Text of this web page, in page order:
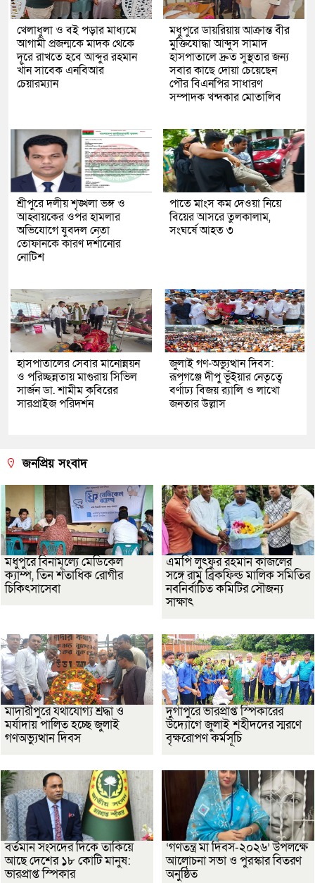
খেলাধুলা ও বই পড়ার মাধ্যমে
আগামী প্রজন্মকে মাদক থেকে
দূরে রাখতে হবে আব্দুর রহমান
খাঁন সাবেক এনবিআর
চেয়ারম্যান
মধুপুরে ডায়রিয়ায় আক্রান্ত বীর
মুক্তিযোদ্ধা আব্দুস সামাদ
হাসপাতালে দ্রুত সুস্থতার জন্য
সবার কাছে দোয়া চেয়েছেন
পৌর বিএনপির সাধারণ
সম্পাদক খন্দকার মোতালিব
শ্রীপুরে দলীয় শৃঙ্খলা ভঙ্গ ও
আহ্বায়কের ওপর হামলার
অভিযোগে যুবদল নেতা
তোফানকে কারণ দর্শানোর
নোটিশ
পাতে মাংস কম দেওয়া নিয়ে
বিয়ের আসরে তুলকালাম,
সংঘর্ষে আহত ৩
হাসপাতালের সেবার মানোন্নয়ন
ও পরিচ্ছন্নতায় মাগুরায় সিভিল
সার্জন ডা. শামীম কবিরের
সারপ্রাইজ পরিদর্শন
জুলাই গণ-অভ্যুত্থান দিবস:
রূপগঞ্জে দীপু ভূঁইয়ার নেতৃত্বে
বর্ণাঢ্য বিজয় র‌্যালি ও লাখো
জনতার উল্লাস
জনপ্রিয় সংবাদ
মধুপুরে বিনামূল্যে মেডিকেল
ক্যাম্প, তিন শতাধিক রোগীর
চিকিৎসাসেবা
এমপি লুৎফুর রহমান কাজলের
সঙ্গে রামু ব্রিকফিল্ড মালিক সমিতির
নবনির্বাচিত কমিটির সৌজন্য
সাক্ষাৎ
মাদারীপুরে যথাযোগ্য শ্রদ্ধা ও
মর্যাদায় পালিত হচ্ছে জুলাই
গণঅভ্যুত্থান দিবস
দুর্গাপুরে ভারপ্রাপ্ত স্পিকারের
উদ্যোগে জুলাই শহীদদের স্মরণে
বৃক্ষরোপণ কর্মসূচি
বর্তমান সংসদের দিকে তাকিয়ে
আছে দেশের ১৮ কোটি মানুষ:
ভারপ্রাপ্ত স্পিকার
‘গণতন্ত্র মা দিবস-২০২৬’ উপলক্ষে
আলোচনা সভা ও পুরস্কার বিতরণ
অনুষ্ঠিত